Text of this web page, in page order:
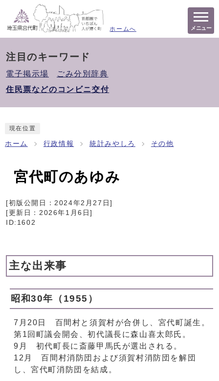
ホームへ メニュー
注目のキーワード
電子掲示場
ごみ分別辞典
住民票などのコンビニ交付
現在位置
ホーム 行政情報 統計みやしろ その他
宮代町のあゆみ
[初版公開日：2024年2月27日]
[更新日： 2026年1月6日]
ID:1602
主な出来事
昭和30年（1955）
7月20日 百間村と須賀村が合併し、宮代町誕生。
第1回町議会開会、初代議長に森山喜太郎氏。
9月 初代町長に斎藤甲馬氏が選出される。
12月 百間村消防団および須賀村消防団を解団
し、宮代町消防団を結成。